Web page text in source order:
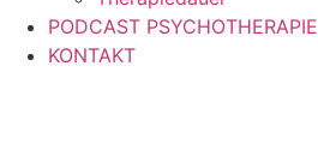
PODCAST PSYCHOTHERAPIE
KONTAKT